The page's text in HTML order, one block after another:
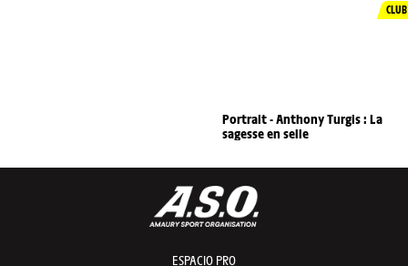
CLUB
Portrait - Anthony Turgis : La
sagesse en selle
ESPACIO PRO